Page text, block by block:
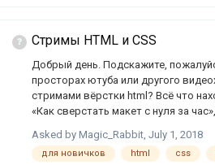
Стримы HTML и CSS
Добрый день. Подскажите,
просторах ютуба или другого
стримами вёрстки html? Всё что
«Как сверстать макет с нуля за
типовые задачи. То есть, смотрим,
с вёрсткой. Думаю, многим
Asked by Magic_Rabbit, July 1, 2018
для новичков html css